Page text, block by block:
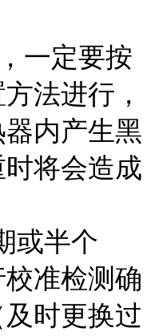
一定要按
法进行，
内产生黑
将会造成
或半个
准检测确
时更换过